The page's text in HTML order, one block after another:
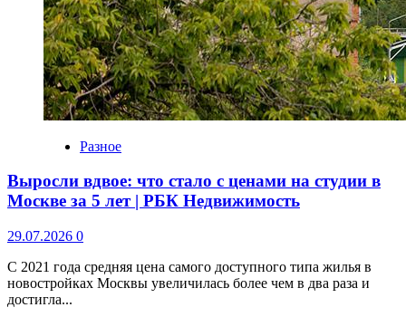
Разное
Выросли вдвое: что стало с ценами на студии в
Москве за 5 лет | РБК Недвижимость
29.07.2026 0
С 2021 года средняя цена самого доступного типа жилья в
новостройках Москвы увеличилась более чем в два раза и
достигла...